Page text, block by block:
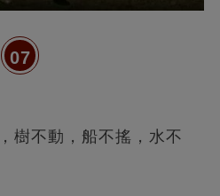
07
樹不動，船不搖，水不